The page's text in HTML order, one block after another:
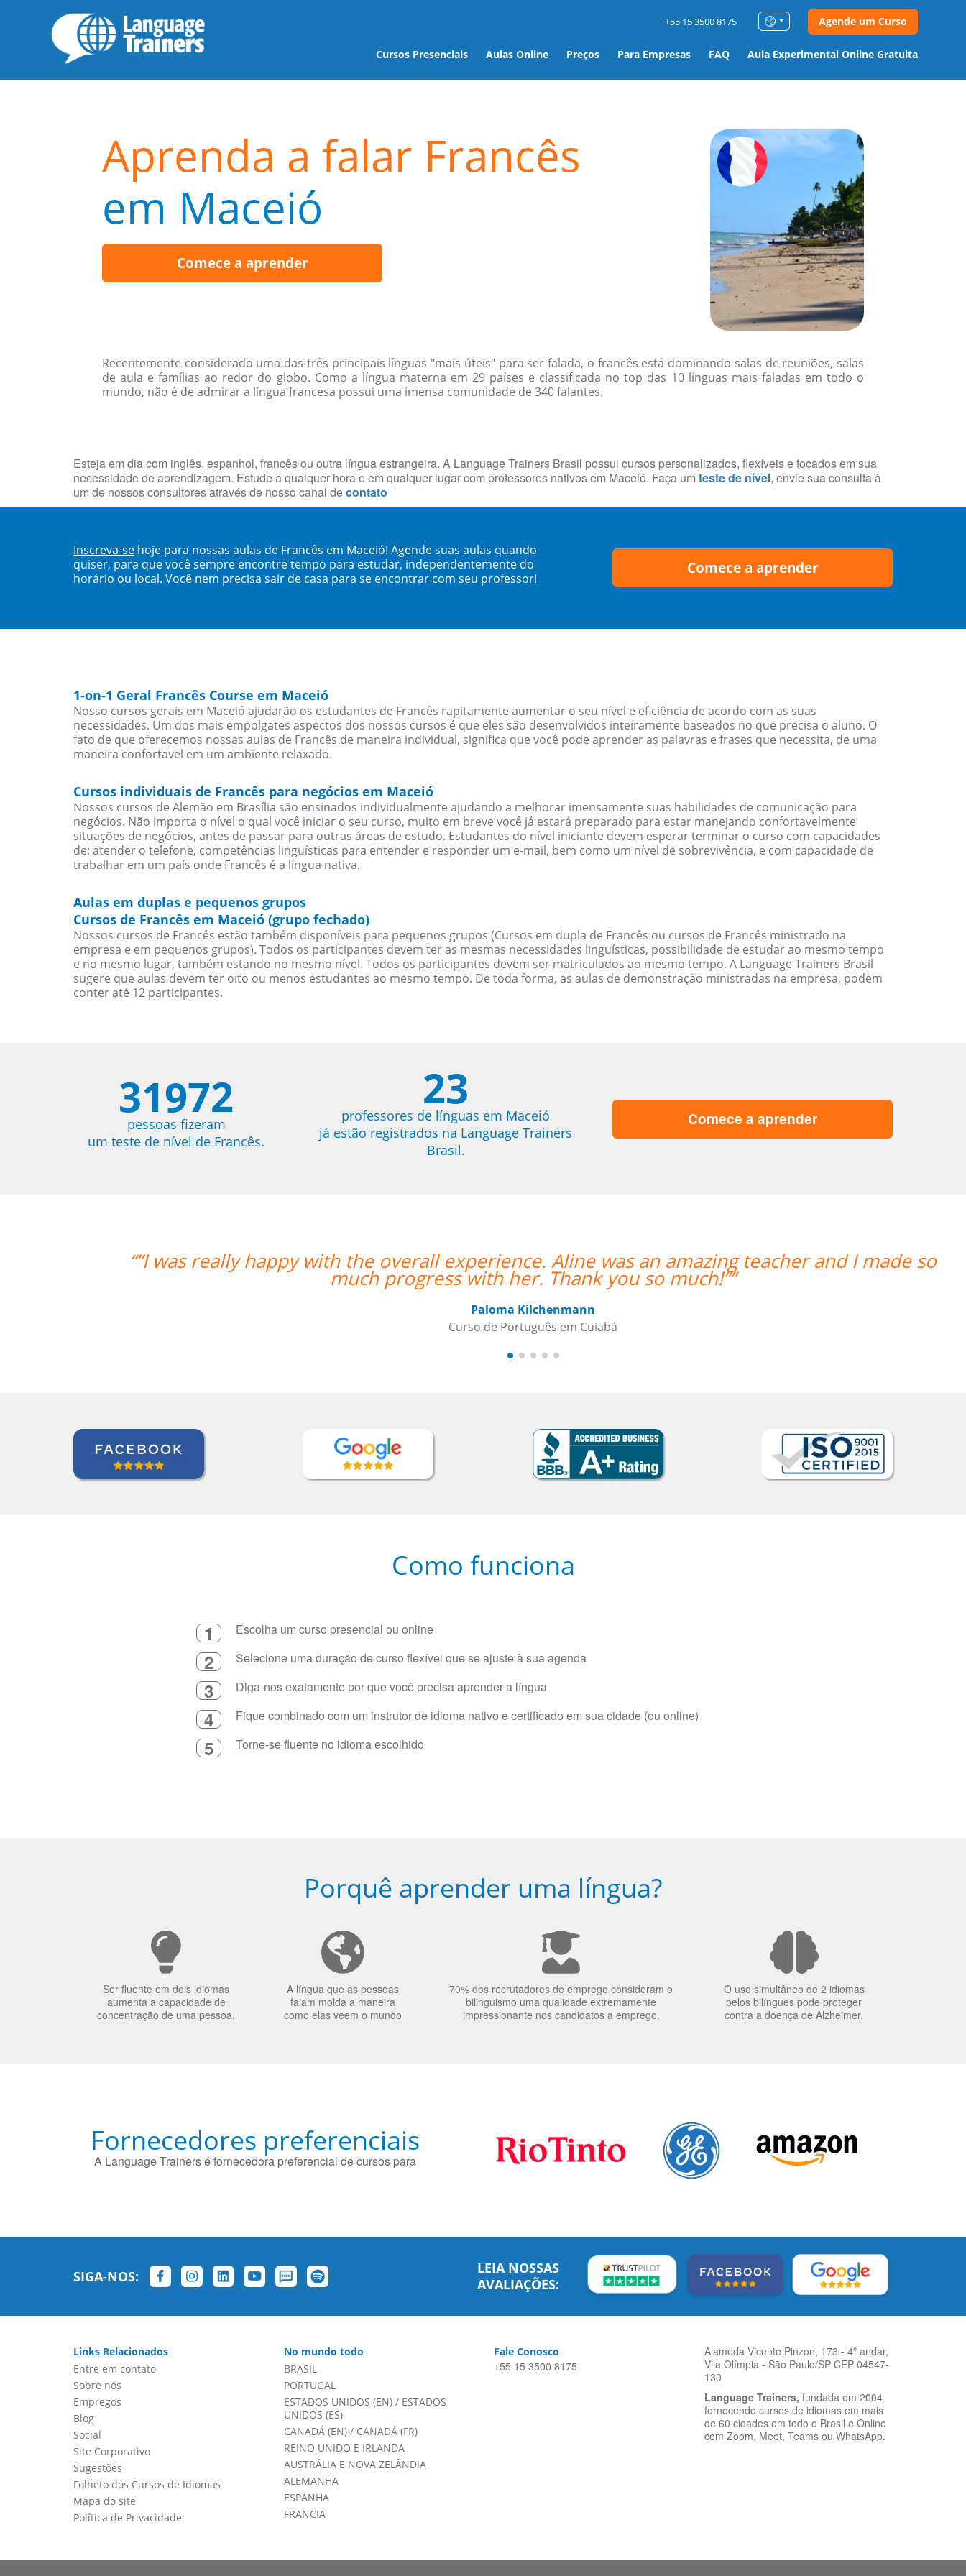
Cursos Presenciais Aulas Online Preços Para Empresas FAQ Aula Experimental Online Gratuita
+55 15 3500 8175 Agende um Curso
Aprenda a falar Francês
em Maceió
Comece a aprender
Recentemente considerado uma das três principais línguas "mais úteis" para ser falada, o francês está dominando salas de reuniões, salas
de aula e famílias ao redor do globo. Como a língua materna em 29 países e classificada no top das 10 línguas mais faladas em todo o
mundo, não é de admirar a língua francesa possui uma imensa comunidade de 340 falantes.
Esteja em dia com inglês, espanhol, francês ou outra língua estrangeira. A Language Trainers Brasil possui cursos personalizados, flexíveis e focados em sua
necessidade de aprendizagem. Estude a qualquer hora e em qualquer lugar com professores nativos em Maceió. Faça um teste de nível, envie sua consulta à
um de nossos consultores através de nosso canal decontato
Inscreva-se hoje para nossas aulas de Francês em Maceió! Agende suas aulas quando
quiser, para que você sempre encontre tempo para estudar, independentemente do
horário ou local. Você nem precisa sair de casa para se encontrar com seu professor!
Comece a aprender
1-on-1 Geral Francês Course em Maceió
Nosso cursos gerais em Maceió ajudarão os estudantes de Francês rapitamente aumentar o seu nível e eficiência de acordo com as suas
necessidades. Um dos mais empolgates aspectos dos nossos cursos é que eles são desenvolvidos inteiramente baseados no que precisa o aluno. O
fato de que oferecemos nossas aulas de Francês de maneira individual, significa que você pode aprender as palavras e frases que necessita, de uma
maneira confortavel em um ambiente relaxado.
Cursos individuais de Francês para negócios em Maceió
Nossos cursos de Alemão em Brasília são ensinados individualmente ajudando a melhorar imensamente suas habilidades de comunicação para
negócios. Não importa o nível o qual você iniciar o seu curso, muito em breve você já estará preparado para estar manejando confortavelmente
situações de negócios, antes de passar para outras áreas de estudo. Estudantes do nível iniciante devem esperar terminar o curso com capacidades
de: atender o telefone, competências linguísticas para entender e responder um e-mail, bem como um nível de sobrevivência, e com capacidade de
trabalhar em um país onde Francês é a língua nativa.
Aulas em duplas e pequenos grupos
Cursos de Francês em Maceió (grupo fechado)
Nossos cursos de Francês estão também disponíveis para pequenos grupos (Cursos em dupla de Francês ou cursos de Francês ministrado na
empresa e em pequenos grupos). Todos os participantes devem ter as mesmas necessidades linguísticas, possibilidade de estudar ao mesmo tempo
e no mesmo lugar, também estando no mesmo nível. Todos os participantes devem ser matriculados ao mesmo tempo. A Language Trainers Brasil
sugere que aulas devem ter oito ou menos estudantes ao mesmo tempo. De toda forma, as aulas de demonstração ministradas na empresa, podem
conter até 12 participantes.
31972
pessoas fizeram
um teste de nível de Francês.
23
professores de línguas em Maceió
já estão registrados na Language Trainers
Brasil.
Comece a aprender
“”I was really happy with the overall experience. Aline was an amazing teacher and I made so
much progress with her. Thank you so much!””
Paloma Kilchenmann
Curso de Português em Cuiabá
Como funciona
1 Escolha um curso presencial ou online
2 Selecione uma duração de curso flexível que se ajuste à sua agenda
3 Diga-nos exatamente por que você precisa aprender a língua
4 Fique combinado com um instrutor de idioma nativo e certificado em sua cidade (ou online)
5 Torne-se fluente no idioma escolhido
Porquê aprender uma língua?
Ser fluente em dois idiomas
aumenta a capacidade de
concentração de uma pessoa.
A língua que as pessoas
falam molda a maneira
como elas veem o mundo
70% dos recrutadores de emprego consideram o
bilinguismo uma qualidade extremamente
impressionante nos candidatos a emprego.
O uso simultâneo de 2 idiomas
pelos bilíngues pode proteger
contra a doença de Alzheimer.
Fornecedores preferenciais
A Language Trainers é fornecedora preferencial de cursos para
SIGA-NOS:
LEIA NOSSAS
AVALIAÇÕES:
Links Relacionados
Entre em contato
Sobre nós
Empregos
Blog
Social
Site Corporativo
Sugestões
Folheto dos Cursos de Idiomas
Mapa do site
Política de Privacidade
No mundo todo
BRASIL
PORTUGAL
ESTADOS UNIDOS (EN)/ ESTADOS
UNIDOS (ES)
CANADÁ (EN)/ CANADÁ (FR)
REINO UNIDO E IRLANDA
AUSTRÁLIA E NOVA ZELÂNDIA
ALEMANHA
ESPANHA
FRANCIA
Fale Conosco
+55 15 3500 8175
Alameda Vicente Pinzon, 173 - 4º andar,
Vila Olímpia - São Paulo/SP CEP 04547-
130
Language Trainers, fundada em 2004
fornecendo cursos de idiomas em mais
de 60 cidades em todo o Brasil e Online
com Zoom, Meet, Teams ou WhatsApp.